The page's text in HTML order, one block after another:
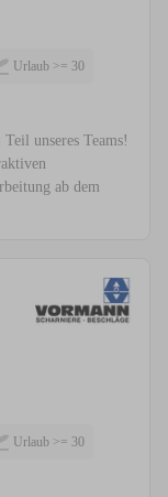
Urlaub >= 30
unseres Teams!
ab dem
Urlaub >= 30